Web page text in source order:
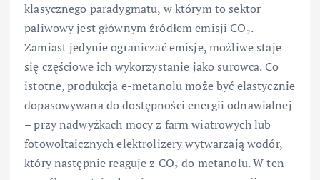
klasycznego paradygmatu, w którym to sektor
paliwowy jest głównym źródłem emisji CO₂.
Zamiast jedynie ograniczać emisje, możliwe staje
się częściowe ich wykorzystanie jako surowca. Co
istotne, produkcja e-metanolu może być elastycznie
dopasowywana do dostępności energii odnawialnej
– przy nadwyżkach mocy z farm wiatrowych lub
fotowoltaicznych elektrolizery wytwarzają wodór,
który następnie reaguje z CO₂ do metanolu. W ten